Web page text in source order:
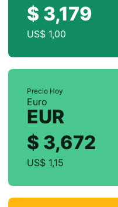
$ 3,179
US$ 1,00
Precio Hoy
Euro
EUR
$ 3,672
US$ 1,15